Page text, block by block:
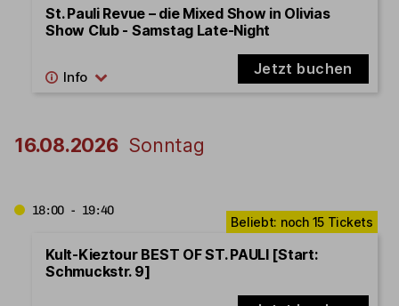
St. Pauli Revue – die Mixed Show in Olivias
Show Club - Samstag Late-Night
Jetzt buchen
16.08.2026 Sonntag
18:00 - 19:40
Kult-Kieztour BEST OF ST. PAULI [Start:
Schmuckstr. 9]